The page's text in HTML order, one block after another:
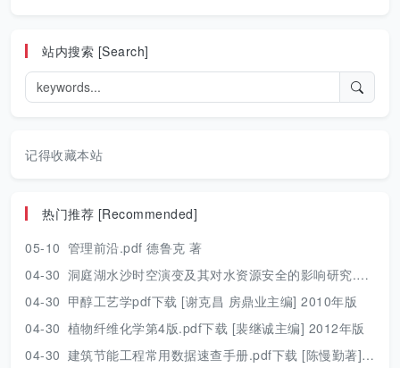
站内搜索 [Search]
记得收藏本站
热门推荐 [Recommended]
05-10 管理前沿.pdf 德鲁克 著
04-30 洞庭湖水沙时空演变及其对水资源安全的影响研究.pdf 胡光伟 著 2017年版
04-30 甲醇工艺学pdf下载 [谢克昌 房鼎业主编] 2010年版
04-30 植物纤维化学第4版.pdf下载 [裴继诚主编] 2012年版
04-30 建筑节能工程常用数据速查手册.pdf下载 [陈慢勤著] 2010年版